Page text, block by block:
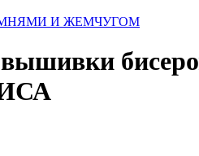
И ЖЕМЧУГОМ
вышивки